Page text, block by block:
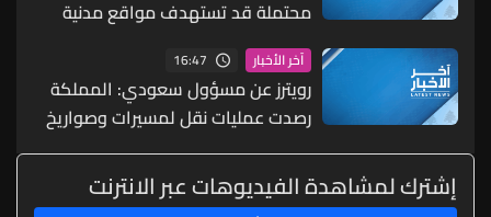
محتملة قد تستهدف مواقع مدنية
واقتصادية بما يشمل البنية التحتية
للطاقة والموانئ والمطارات
آخر الأخبار 16:47
رويترز عن مسؤول سعودي: المملكة
رصدت عمليات نقل لمسيرات وصواريخ
ما يشير إلى احتمال شن هجمات
منسقة من الشمال والجنوب
إشترك لمشاهدة الفيديوهات عبر الانترنت